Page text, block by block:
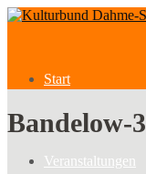
Start
Veranstaltungen
Bandelow-3